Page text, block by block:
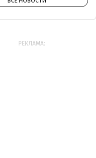
РЕКЛАМА: